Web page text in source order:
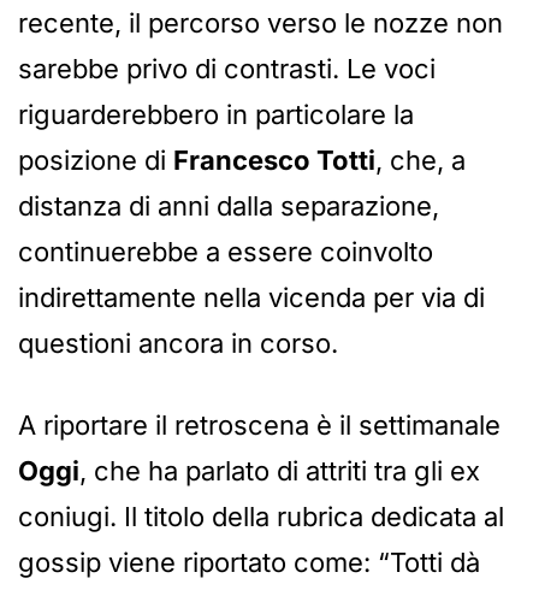
recente, il percorso verso le nozze non
sarebbe privo di contrasti. Le voci
riguarderebbero in particolare la
posizione di Francesco Totti, che, a
distanza di anni dalla separazione,
continuerebbe a essere coinvolto
indirettamente nella vicenda per via di
questioni ancora in corso.
A riportare il retroscena è il settimanale
Oggi, che ha parlato di attriti tra gli ex
coniugi. Il titolo della rubrica dedicata al
gossip viene riportato come: “Totti dà